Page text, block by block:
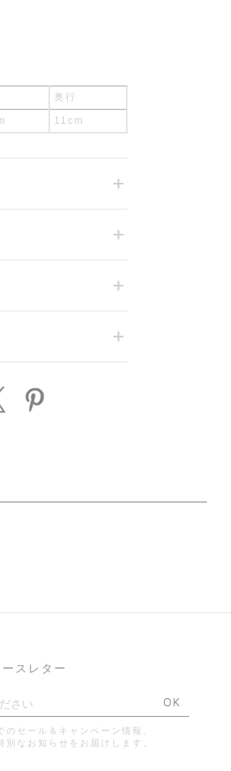
奥行
11cm
ースレター
OK
のセール＆キャンペーン情報、
別なお知らせをお届けします。